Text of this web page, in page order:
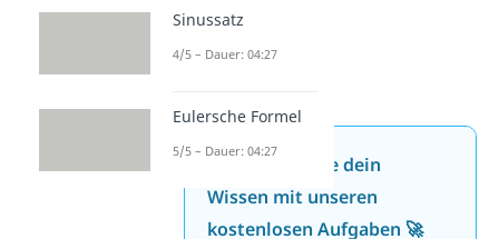
Jetzt neu: Teste dein
Wissen mit unseren
kostenlosen Aufgaben 🚀
Sinussatz
4/5 – Dauer: 04:27
Eulersche Formel
5/5 – Dauer: 04:27